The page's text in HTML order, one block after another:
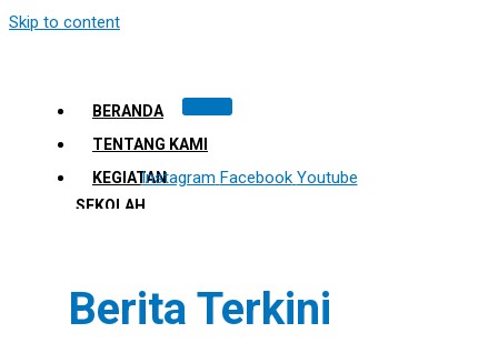
Skip to content
BERANDA
TENTANG KAMI
KEGIATAN
SEKOLAH
SPMB
Instagram Facebook Youtube
Berita Terkini